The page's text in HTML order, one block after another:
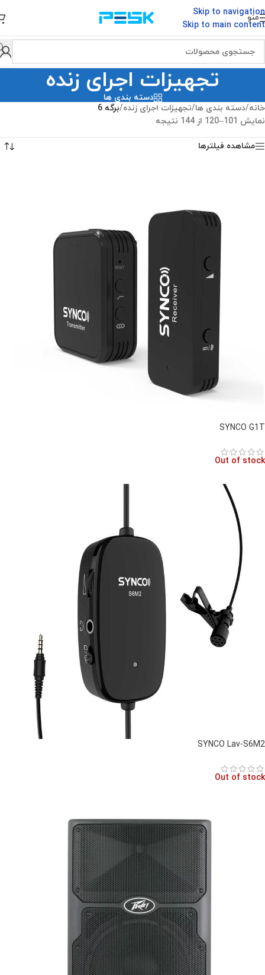
Skip to navigation
Skip to main content
منو
تجهیزات اجرای زنده
دسته بندی ها
خانه/دسته بندی ها/تجهیزات اجرای زنده/برگه 6
نمایش 101–120 از 144 نتیجه
مشاهده فیلترها
SYNCO G1T
Out of stock
SYNCO Lav-S6M2
Out of stock